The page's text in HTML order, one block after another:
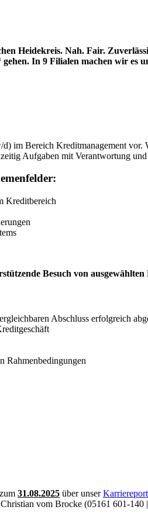
Heidekreis. Nah. Fair.
In 9 Filialen machen wir es
d) im Bereich Kreditmanagement vor.
Aufgaben mit Verantwortung
Kreditbereich
Besuch von
Abschluss erfolgreich
Rahmen­bedingungen
31.08.2025 über unser
vom Brocke (05161 601-140 |